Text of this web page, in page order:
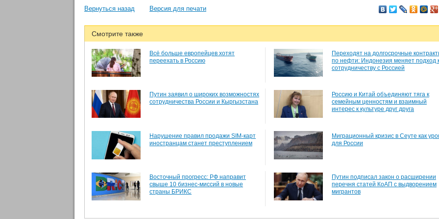
Вернуться назад
Версия для печати
Смотрите также
Всё больше европейцев хотят
переехать в Россию
Переходят на долгосрочные
по нефти: Индонезия меняет подход
сотрудничеству с Россией
Путин заявил о широких возможностях
сотрудничества России и Кыргызстана
Россию и Китай объединяют тяга к
семейным ценностям и взаимный
интерес к культуре друг друга
Нарушение правил продажи SIM-карт
иностранцам станет преступлением
Миграционный кризис в Сеуте как
для России
Восточный прогресс: РФ направит
свыше 10 бизнес-миссий в новые
страны БРИКС
Путин подписал закон о расширении
перечня статей КоАП с выдворением
мигрантов